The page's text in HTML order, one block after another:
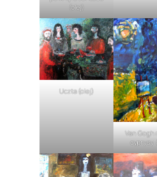
(olej)
Uczta (olej)
Van Gogh
cyprysy